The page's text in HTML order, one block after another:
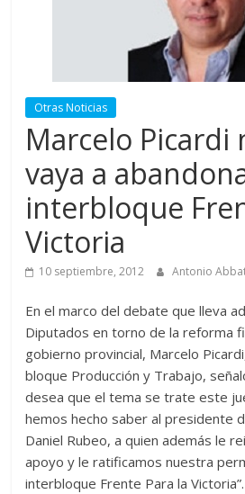
Otras Noticias
Marcelo Picardi
vaya a
interbloque
Victoria
10 septiembre, 2012 Antonio
En el marco del debate que lleva
Diputados en torno de la reforma
gobierno provincial, Marcelo
bloque Producción y Trabajo,
desea que el tema se trate este
hemos hecho saber al presidente
Daniel Rubeo, a quien además le
apoyo y le ratificamos nuestra
interbloque Frente Para la Victoria”.